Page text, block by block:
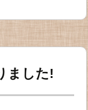
ました!